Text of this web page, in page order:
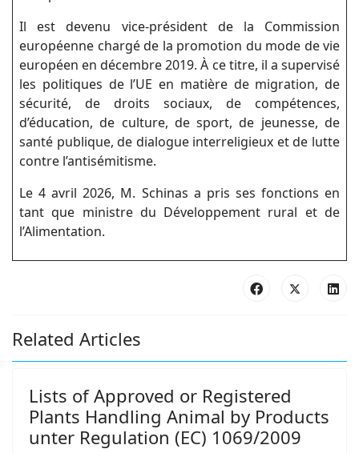
Il est devenu vice-président de la Commission
européenne chargé de la promotion du mode de vie
européen en décembre 2019. À ce titre, il a supervisé
les politiques de l’UE en matière de migration, de
sécurité, de droits sociaux, de compétences,
d’éducation, de culture, de sport, de jeunesse, de
santé publique, de dialogue interreligieux et de lutte
contre l’antisémitisme.
Le 4 avril 2026, M. Schinas a pris ses fonctions en
tant que ministre du Développement rural et de
l’Alimentation.
Related Articles
Lists of Approved or Registered
Plants Handling Animal by Products
unter Regulation (EC) 1069/2009